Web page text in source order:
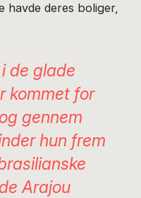
havde deres boliger,
de glade
kommet for
gennem
hun frem
Arajou